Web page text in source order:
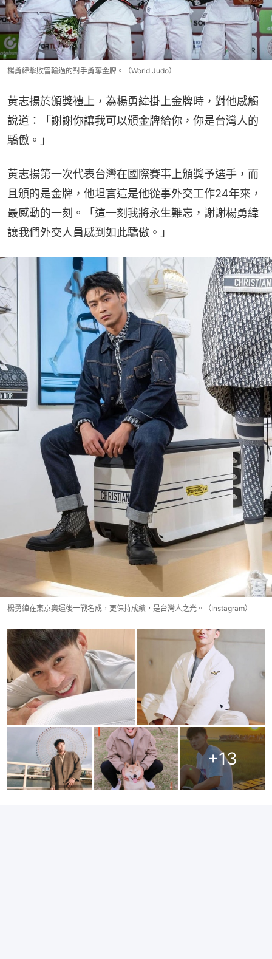
楊勇緯擊敗曾輸過的對手勇奪金牌。（World Judo）
黃志揚於頒獎禮上，為楊勇緯掛上金牌時，對他感觸
說道：「謝謝你讓我可以頒金牌給你，你是台灣人的
驕傲。」
黃志揚第一次代表台灣在國際賽事上頒獎予選手，而
且頒的是金牌，他坦言這是他從事外交工作24年來，
最感動的一刻。「這一刻我將永生難忘，謝謝楊勇緯
讓我們外交人員感到如此驕傲。」
楊勇緯在東京奧運後一戰名成，更保持成績，是台灣人之光。（Instagram）
+13